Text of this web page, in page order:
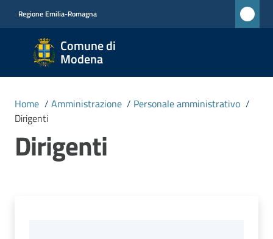
Regione Emilia-Romagna
Comune di
Modena
Comune
di
Modena
CIVICA
MONET
Home / Amministrazione / Personale amministrativo /
Dirigenti
Dirigenti